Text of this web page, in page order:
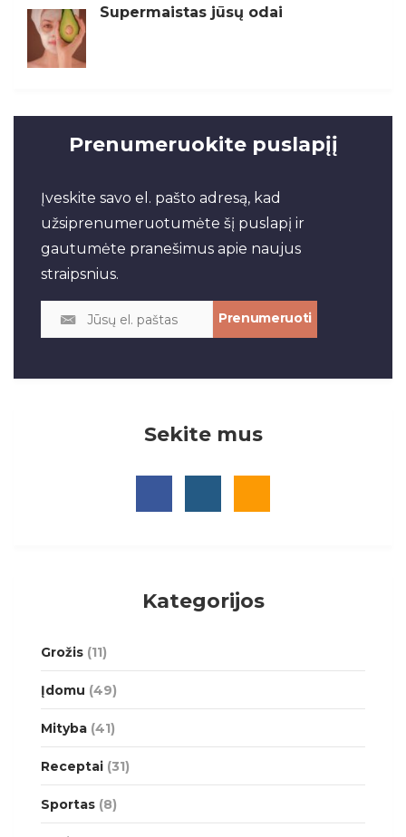
Supermaistas jūsų odai
Prenumeruokite puslapįį
Įveskite savo el. pašto adresą, kad
užsiprenumeruotumėte šį puslapį ir
gautumėte pranešimus apie naujus
straipsnius.
Sekite mus
Kategorijos
Grožis (11)
Įdomu (49)
Mityba (41)
Receptai (31)
Sportas (8)